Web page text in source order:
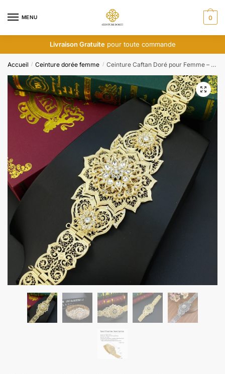
MENU 0
Livraison Gratuitepour toute commande
Accueil / Ceinture dorée femme / Ceinture Caftan Doré pour Femme – Bijoux de Mariage Arabe en Or
🔍